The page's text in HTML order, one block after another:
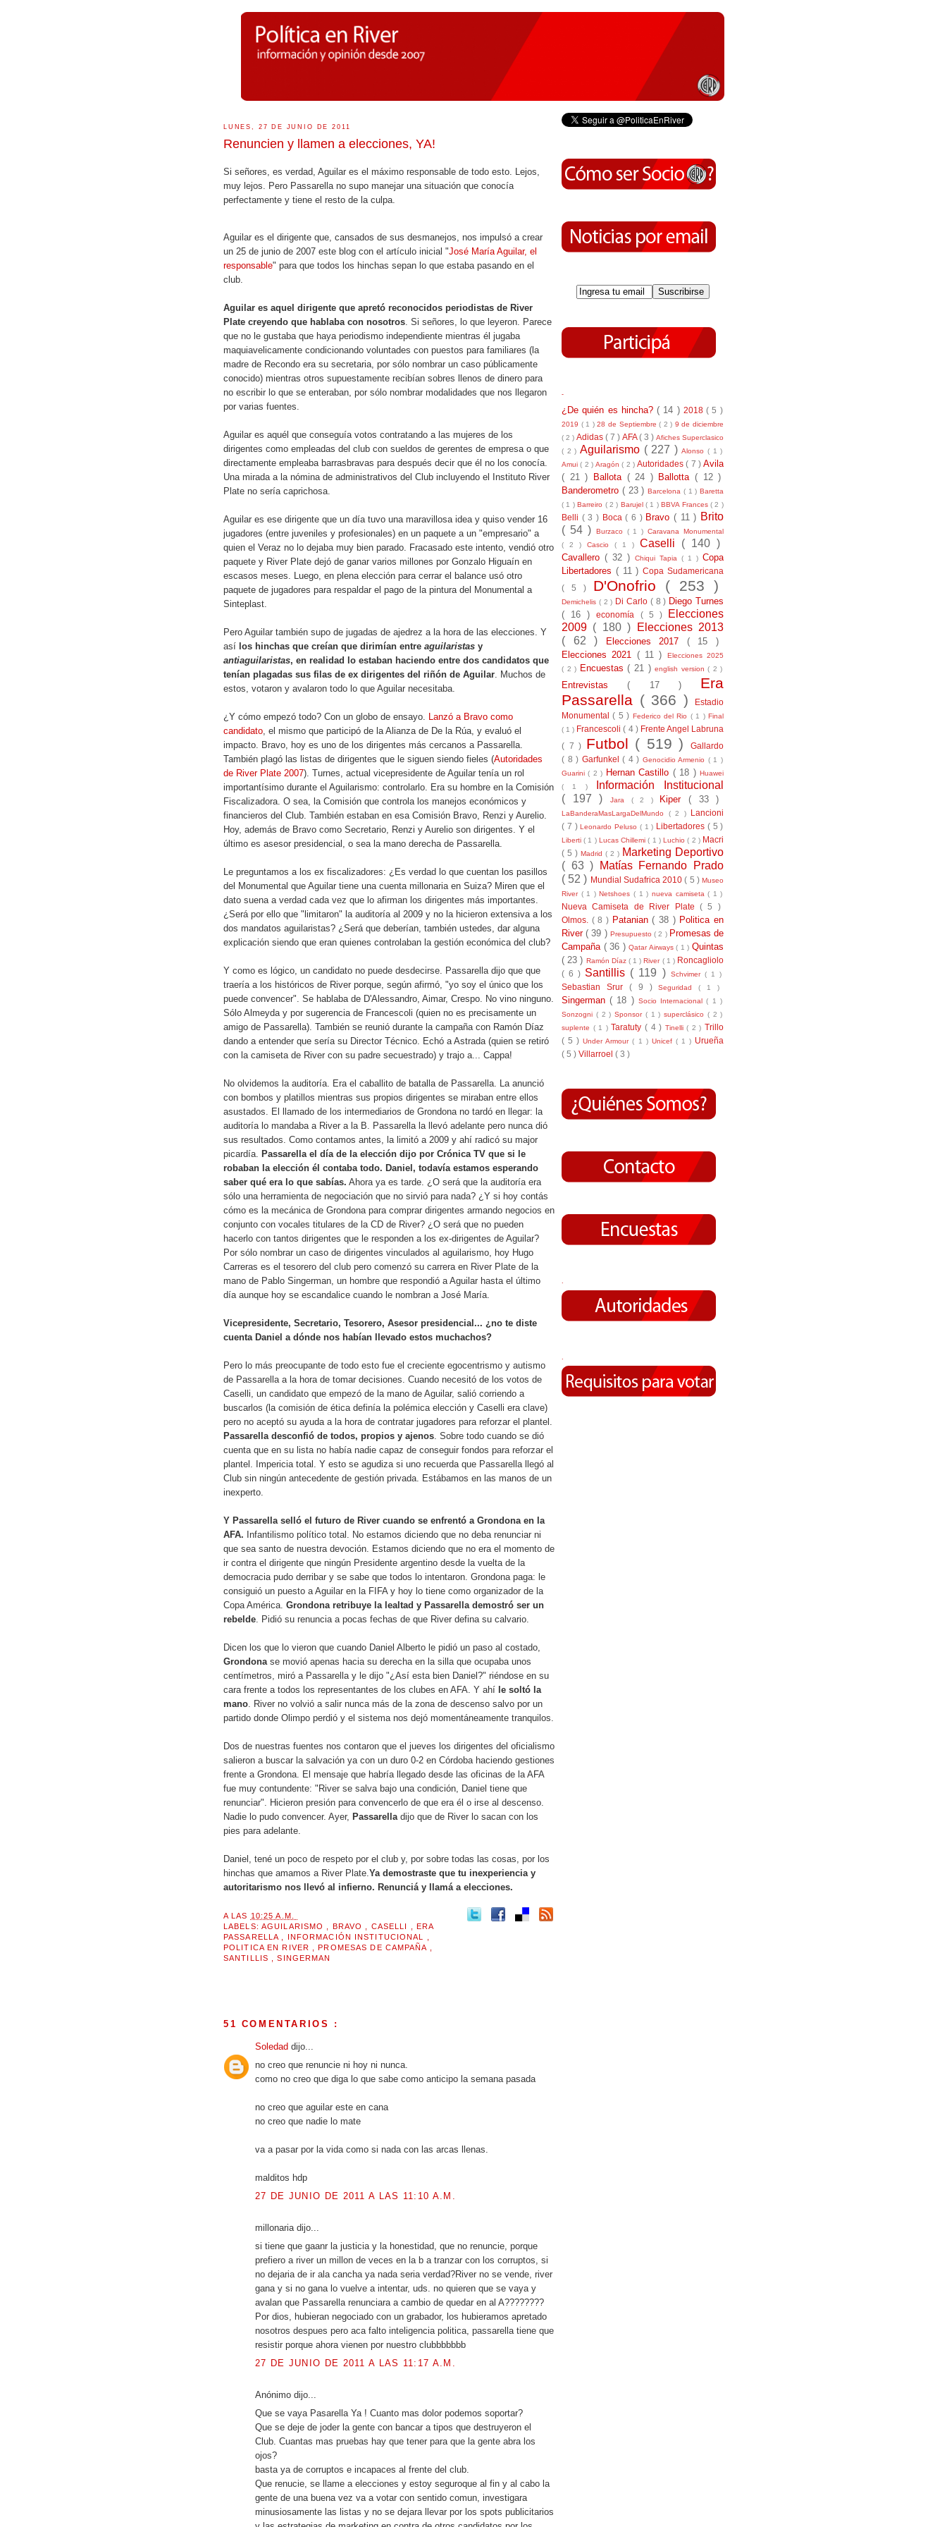
LUNES, 27 DE JUNIO DE 2011
Renuncien y llamen a elecciones, YA!
Si señores, es verdad, Aguilar es el máximo responsable de todo esto. Lejos,
muy lejos. Pero Passarella no supo manejar una situación que conocía
perfectamente y tiene el resto de la culpa.
Aguilar es el dirigente que, cansados de sus desmanejos, nos impulsó a crear
un 25 de junio de 2007 este blog con el artículo inicial "José María Aguilar, el
responsable" para que todos los hinchas sepan lo que estaba pasando en el
club.
Aguilar es aquel dirigente que apretó reconocidos periodistas de River
Plate creyendo que hablaba con nosotros. Si señores, lo que leyeron. Parece
que no le gustaba que haya periodismo independiente mientras él jugaba
maquiavelicamente condicionando voluntades con puestos para familiares (la
madre de Recondo era su secretaria, por sólo nombrar un caso públicamente
conocido) mientras otros supuestamente recibían sobres llenos de dinero para
no escribir lo que se enteraban, por sólo nombrar modalidades que nos llegaron
por varias fuentes.
Aguilar es aquél que conseguía votos contratando a las mujeres de los
dirigentes como empleadas del club con sueldos de gerentes de empresa o que
directamente empleaba barrasbravas para después decir que él no los conocía.
Una mirada a la nómina de administrativos del Club incluyendo el Instituto River
Plate no sería caprichosa.
Aguilar es ese dirigente que un día tuvo una maravillosa idea y quiso vender 16
jugadores (entre juveniles y profesionales) en un paquete a un "empresario" a
quien el Veraz no lo dejaba muy bien parado. Fracasado este intento, vendió otro
paquete y River Plate dejó de ganar varios millones por Gonzalo Higuaín en
escasos meses. Luego, en plena elección para cerrar el balance usó otro
paquete de jugadores para respaldar el pago de la pintura del Monumental a
Sinteplast.
Pero Aguilar también supo de jugadas de ajedrez a la hora de las elecciones. Y
así los hinchas que creían que dirimían entre aguilaristas y
antiaguilaristas, en realidad lo estaban haciendo entre dos candidatos que
tenían plagadas sus filas de ex dirigentes del riñón de Aguilar. Muchos de
estos, votaron y avalaron todo lo que Aguilar necesitaba.
¿Y cómo empezó todo? Con un globo de ensayo. Lanzó a Bravo como
candidato, el mismo que participó de la Alianza de De la Rúa, y evaluó el
impacto. Bravo, hoy es uno de los dirigentes más cercanos a Passarella.
También plagó las listas de dirigentes que le siguen siendo fieles (Autoridades
de River Plate 2007). Turnes, actual vicepresidente de Aguilar tenía un rol
importantísimo durante el Aguilarismo: controlarlo. Era su hombre en la Comisión
Fiscalizadora. O sea, la Comisión que controla los manejos económicos y
financieros del Club. También estaban en esa Comisión Bravo, Renzi y Aurelio.
Hoy, además de Bravo como Secretario, Renzi y Aurelio son dirigentes. Y el
último es asesor presidencial, o sea la mano derecha de Passarella.
Le preguntamos a los ex fiscalizadores: ¿Es verdad lo que cuentan los pasillos
del Monumental que Aguilar tiene una cuenta millonaria en Suiza? Miren que el
dato suena a verdad cada vez que lo afirman los dirigentes más importantes.
¿Será por ello que "limitaron" la auditoría al 2009 y no la hicieron extensiva a los
dos mandatos aguilaristas? ¿Será que deberían, también ustedes, dar alguna
explicación siendo que eran quienes controlaban la gestión económica del club?
Y como es lógico, un candidato no puede desdecirse. Passarella dijo que que
traería a los históricos de River porque, según afirmó, "yo soy el único que los
puede convencer". Se hablaba de D'Alessandro, Aimar, Crespo. No vino ninguno.
Sólo Almeyda y por sugerencia de Francescoli (quien no es precisamente un
amigo de Passarella). También se reunió durante la campaña con Ramón Díaz
dando a entender que sería su Director Técnico. Echó a Astrada (quien se retiró
con la camiseta de River con su padre secuestrado) y trajo a... Cappa!
No olvidemos la auditoría. Era el caballito de batalla de Passarella. La anunció
con bombos y platillos mientras sus propios dirigentes se miraban entre ellos
asustados. El llamado de los intermediarios de Grondona no tardó en llegar: la
auditoría lo mandaba a River a la B. Passarella la llevó adelante pero nunca dió
sus resultados. Como contamos antes, la limitó a 2009 y ahí radicó su major
picardía. Passarella el día de la elección dijo por Crónica TV que si le
robaban la elección él contaba todo. Daniel, todavía estamos esperando
saber qué era lo que sabías. Ahora ya es tarde. ¿O será que la auditoría era
sólo una herramienta de negociación que no sirvió para nada? ¿Y si hoy contás
cómo es la mecánica de Grondona para comprar dirigentes armando negocios en
conjunto con vocales titulares de la CD de River? ¿O será que no pueden
hacerlo con tantos dirigentes que le responden a los ex-dirigentes de Aguilar?
Por sólo nombrar un caso de dirigentes vinculados al aguilarismo, hoy Hugo
Carreras es el tesorero del club pero comenzó su carrera en River Plate de la
mano de Pablo Singerman, un hombre que respondió a Aguilar hasta el último
día aunque hoy se escandalice cuando le nombran a José María.
Vicepresidente, Secretario, Tesorero, Asesor presidencial... ¿no te diste
cuenta Daniel a dónde nos habían llevado estos muchachos?
Pero lo más preocupante de todo esto fue el creciente egocentrismo y autismo
de Passarella a la hora de tomar decisiones. Cuando necesitó de los votos de
Caselli, un candidato que empezó de la mano de Aguilar, salió corriendo a
buscarlos (la comisión de ética definía la polémica elección y Caselli era clave)
pero no aceptó su ayuda a la hora de contratar jugadores para reforzar el plantel.
Passarella desconfió de todos, propios y ajenos. Sobre todo cuando se dió
cuenta que en su lista no había nadie capaz de conseguir fondos para reforzar el
plantel. Impericia total. Y esto se agudiza si uno recuerda que Passarella llegó al
Club sin ningún antecedente de gestión privada. Estábamos en las manos de un
inexperto.
Y Passarella selló el futuro de River cuando se enfrentó a Grondona en la
AFA. Infantilismo político total. No estamos diciendo que no deba renunciar ni
que sea santo de nuestra devoción. Estamos diciendo que no era el momento de
ir contra el dirigente que ningún Presidente argentino desde la vuelta de la
democracia pudo derribar y se sabe que todos lo intentaron. Grondona paga: le
consiguió un puesto a Aguilar en la FIFA y hoy lo tiene como organizador de la
Copa América. Grondona retribuye la lealtad y Passarella demostró ser un
rebelde. Pidió su renuncia a pocas fechas de que River defina su calvario.
Dicen los que lo vieron que cuando Daniel Alberto le pidió un paso al costado,
Grondonase movió apenas hacia su derecha en la silla que ocupaba unos
centímetros, miró a Passarella y le dijo "¿Así esta bien Daniel?" riéndose en su
cara frente a todos los representantes de los clubes en AFA. Y ahí le soltó la
mano. River no volvió a salir nunca más de la zona de descenso salvo por un
partido donde Olimpo perdió y el sistema nos dejó momentáneamente tranquilos.
Dos de nuestras fuentes nos contaron que el jueves los dirigentes del oficialismo
salieron a buscar la salvación ya con un duro 0-2 en Córdoba haciendo gestiones
frente a Grondona. El mensaje que habría llegado desde las oficinas de la AFA
fue muy contundente: "River se salva bajo una condición, Daniel tiene que
renunciar". Hicieron presión para convencerlo de que era él o irse al descenso.
Nadie lo pudo convencer. Ayer, Passarelladijo que de River lo sacan con los
pies para adelante.
Daniel, tené un poco de respeto por el club y, por sobre todas las cosas, por los
hinchas que amamos a River Plate.Ya demostraste que tu inexperiencia y
autoritarismo nos llevó al infierno. Renunciá y llamá a elecciones.
A LAS 10:25 A.M.
LABELS: AGUILARISMO BRAVO CASELLI
ERA
PASSARELLA
INFORMACIÓN INSTITUCIONAL
POLITICA EN RIVER
,PROMESAS DE CAMPAÑA
SANTILLIS
,SINGERMAN
51 COMENTARIOS :
Soledad dijo...
no creo que renuncie ni hoy ni nunca.
como no creo que diga lo que sabe como anticipo la semana pasada
no creo que aguilar este en cana
no creo que nadie lo mate
va a pasar por la vida como si nada con las arcas llenas.
malditos hdp
27 DE JUNIO DE 2011 A LAS 11:10 A.M.
millonaria dijo...
si tiene que gaanr la justicia y la honestidad, que no renuncie, porque
prefiero a river un millon de veces en la b a tranzar con los corruptos, si
no dejaria de ir ala cancha ya nada seria verdad?River no se vende, river
gana y si no gana lo vuelve a intentar, uds. no quieren que se vaya y
avalan que Passarella renunciara a cambio de quedar en al A????????
Por dios, hubieran negociado con un grabador, los hubieramos apretado
nosotros despues pero aca falto inteligencia politica, passarella tiene que
resistir porque ahora vienen por nuestro clubbbbbbb
27 DE JUNIO DE 2011 A LAS 11:17 A.M.
Anónimo dijo...
Que se vaya Pasarella Ya ! Cuanto mas dolor podemos soportar?
Que se deje de joder la gente con bancar a tipos que destruyeron el
Club. Cuantas mas pruebas hay que tener para que la gente abra los
ojos?
basta ya de corruptos e incapaces al frente del club.
Que renucie, se llame a elecciones y estoy seguroque al fin y al cabo la
gente de una buena vez va a votar con sentido comun, investigara
minusiosamente las listas y no se dejara llevar por los spots publicitarios
-
¿De quién es hincha?( 14 ) 2018( 5 )
2019 ( 1 )28 de Septiembre( 2 ) 9 de diciembre
( 2 ) Adidas ( 7 ) AFA( 3 ) Afiches Superclasico
( 2 ) Aguilarismo ( 227 )Alonso( 1 )
Amui( 2 ) Aragón( 2 ) Autoridades( 7 ) Avila
( 21 )
Ballota ( 24 ) Ballotta( 12 )
Banderometro ( 23 ) Barcelona ( 1 ) Baretta
( 1 )Barreiro ( 2 ) Barujel ( 1 )BBVA Frances ( 2 )
Belli ( 3 ) Boca( 6 ) Bravo( 11 ) Brito
( 54 )
Burzaco ( 1 )Caravana Monumental
( 2 ) Cascio ( 1 ) Caselli ( 140 )
Cavallero ( 32 ) Chiqui Tapia ( 1 ) Copa
Libertadores ( 11 )Copa Sudamericana
( 5 ) D'Onofrio ( 253 )
Demichelis ( 2 ) Di Carlo ( 8 ) Diego Turnes
( 16 )economía ( 5 )
Elecciones
2009 ( 180 )
Elecciones 2013
( 62 )
Elecciones 2017 ( 15 )
Elecciones 2021 ( 11 )
Elecciones 2025
( 2 )
Encuestas( 21 )english version( 2 )
Entrevistas( 17 ) Era
Passarella ( 366 )
Estadio
Monumental( 5 ) Federico del Rio ( 1 )Final
( 1 ) Francescoli( 4 ) Frente Angel Labruna
( 7 ) Futbol ( 519 )Gallardo
( 8 ) Garfunkel ( 4 ) Genocidio Armenio ( 1 )
Guarini( 2 ) Hernan Castillo ( 18 )Huawei
( 1 )
Información Institucional
( 197 )
Jara ( 2 ) Kiper( 33 )
LaBanderaMasLargaDelMundo ( 2 ) Lancioni
( 7 )Leonardo Peluso ( 1 ) Libertadores ( 5 )
Liberti( 1 ) Lucas Chillemi( 1 )Luchio( 2 ) Macri
( 5 ) Madrid ( 2 ) Marketing Deportivo
( 63 )
Matías Fernando Prado
( 52 ) Mundial Sudafrica 2010( 5 )Museo
River ( 1 )Netshoes( 1 ) nueva camiseta( 1 )
Nueva Camiseta de River Plate ( 5 )
Olmos. ( 8 ) Patanian( 38 ) Politica en
River( 39 ) Presupuesto( 2 ) Promesas de
Campaña ( 36 )Qatar Airways( 1 )Quintas
( 23 ) Ramón Díaz ( 1 )River ( 1 ) Roncagliolo
( 6 ) Santillis ( 119 ) Schvimer ( 1 )
Sebastian Srur ( 9 )Seguridad( 1 )
Singerman( 18 ) Socio Internacional( 1 )
Sonzogni ( 2 ) Sponsor ( 1 ) superclásico ( 2 )
suplente ( 1 ) Taratuty ( 4 ) Tinelli( 2 ) Trillo
( 5 )Under Armour( 1 ) Unicef ( 1 ) Urueña
( 5 ) Villarroel ( 3 )